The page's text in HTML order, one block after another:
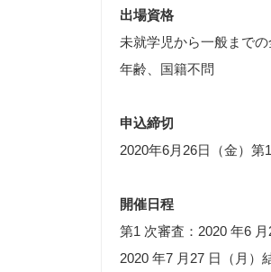
出場資格
未就学児から一般まで
年齢、国籍不問
申込締切
2020年6月26日（金）第
開催日程
第1 次審査：2020 年6
2020 年7 月27 日（月）